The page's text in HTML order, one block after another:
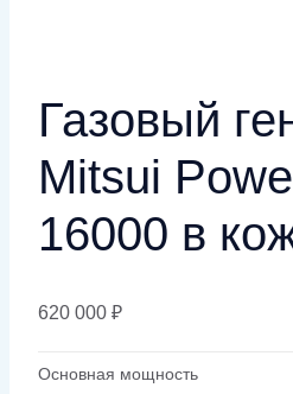
Газовый
Mitsui
16000 в
620 000 ₽
Основная мощность